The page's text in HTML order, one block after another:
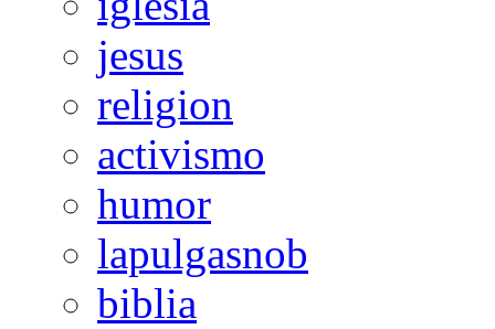
jesus
religion
activismo
humor
lapulgasnob
biblia